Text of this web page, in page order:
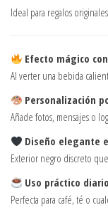
Ideal para regalos
Efecto mágico
Al verter una bebida
Personalización
Añade fotos, mensajes o
Diseño elegante
Exterior negro discreto
Uso práctico diario
Perfecta para café, té o